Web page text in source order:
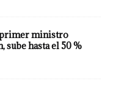
ministro
hasta el 50 %